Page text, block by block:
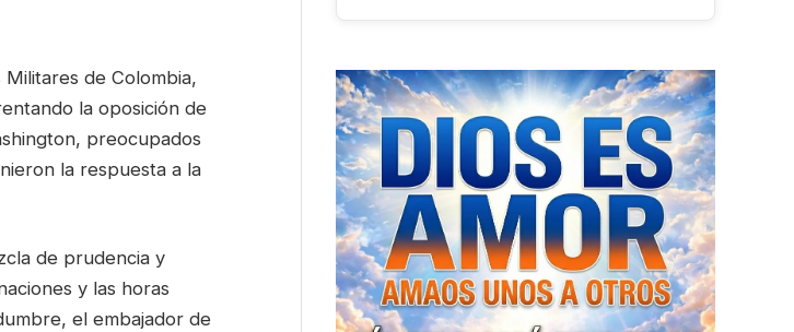
de Colombia,
la oposición de
preocupados
la respuesta a la
de prudencia y
y las horas
el embajador de